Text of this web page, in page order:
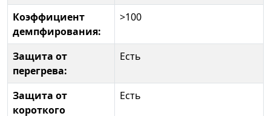
Коэффициент
демпфирования:
>100
Защита от
перегрева:
Есть
Защита от
короткого
Есть